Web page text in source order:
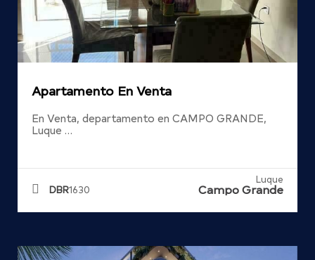
Apartamento En Venta
En Venta, departamento en CAMPO GRANDE,
Luque …
DBR1630
Luque
Campo Grande